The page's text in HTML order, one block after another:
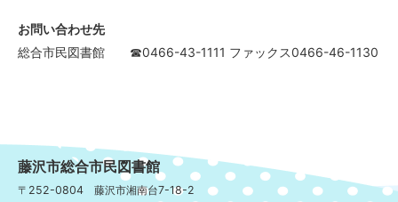
お問い合わせ先
総合市民図書館 ☎0466-43-1111 ファックス0466-46-1130
藤沢市総合市民図書館
〒252-0804 藤沢市湘南台7-18-2